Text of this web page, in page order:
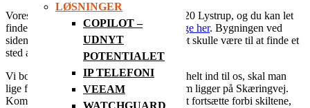
LØSNINGER
COPILOT –
UDNYT
POTENTIALET
IP TELEFONI
VEEAM
WATCHGUARD
Vores adresse er Lyshøjen 8A, 1. TH, 8520 Lystrup, og du kan let
finde det på eksempelvisGoogle Maps lige her. Bygningen ved
siden af er stadig under opførelse, men det skulle være til at finde et
sted at parkere.
Vi bor i bygning K5, men inden man når helt ind til os, skal man
lige forbi bygningerne K1, K2 og K3, som ligger på Skæringvej.
Kommer man fra Bremåvej, skal man blot fortsætte forbi skiltene,